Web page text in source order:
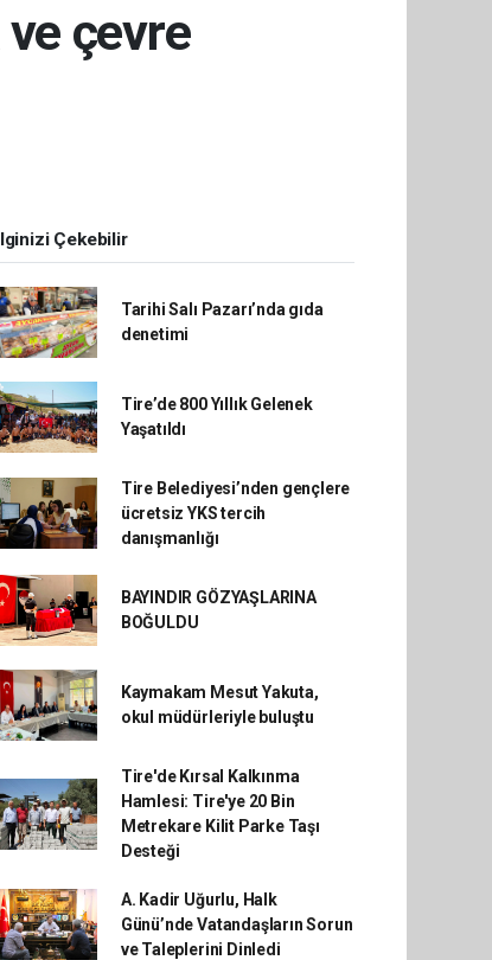
çevre
Çekebilir
Tarihi Salı Pazarı’nda gıda
denetimi
Tire’de 800 Yıllık Gelenek
Yaşatıldı
Tire Belediyesi’nden gençlere
ücretsiz YKS tercih
danışmanlığı
BAYINDIR GÖZYAŞLARINA
BOĞULDU
Kaymakam Mesut Yakuta,
okul müdürleriyle buluştu
Tire'de Kırsal Kalkınma
Hamlesi: Tire'ye 20 Bin
Metrekare Kilit Parke Taşı
Desteği
A. Kadir Uğurlu, Halk
Günü’nde Vatandaşların Sorun
ve Taleplerini Dinledi